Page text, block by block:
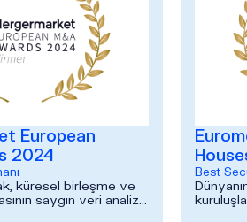
European
2024
küresel birleşme ve
saygın veri analiz
Best